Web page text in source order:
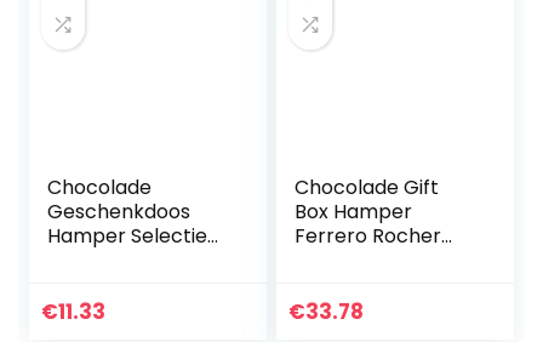
Chocolade
Geschenkdoos
Hamper Selectie
Zuivelmelk Twirl
€11.33
Chocolade Gift
Box Hamper
Ferrero Rocher
u Cadbury
€33.78